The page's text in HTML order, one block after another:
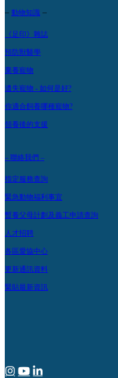
– 動物知識 –
《足印》雜誌
預防獸醫學
棄養寵物
遺失寵物 - 如何是好?
你適合飼養哪種寵物?
領養後的支援
– 聯絡我們 –
指定服務查詢
緊急動物福利事宜
暫養父母計劃及義工申請查詢
人才招聘
各區愛協中心
更新通訊資料
緊貼最新資訊